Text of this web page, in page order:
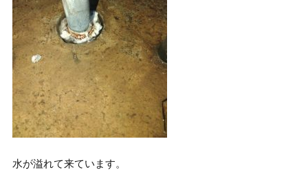
水が溢れて来ています。